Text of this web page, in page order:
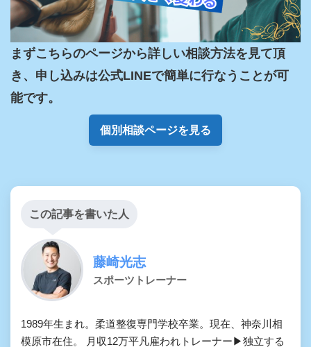
まずこちらのページから詳しい相談方法を見て頂
き、申し込みは公式LINEで簡単に行なうことが可
能です。
個別相談ページを見る
この記事を書いた人
藤崎光志
スポーツトレーナー
1989年生まれ。柔道整復専門学校卒業。現在、神奈川相
模原市在住。 月収12万平凡雇われトレーナー▶独立する